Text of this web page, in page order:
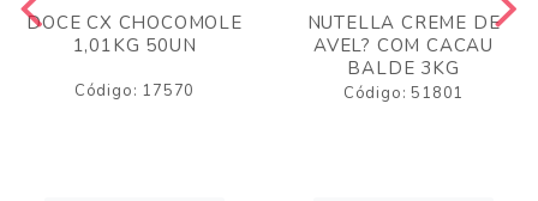
DOCE CX CHOCOMOLE
1,01KG 50UN
Código: 17570
NUTELLA CREME DE
AVEL? COM CACAU
BALDE 3KG
Código: 51801